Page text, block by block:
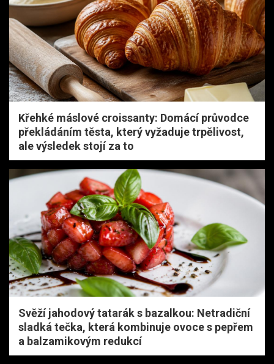
Křehké máslové croissanty: Domácí průvodce
překládáním těsta, který vyžaduje trpělivost,
ale výsledek stojí za to
Svěží jahodový tatarák s bazalkou: Netradiční
sladká tečka, která kombinuje ovoce s pepřem
a balzamikovým redukcí